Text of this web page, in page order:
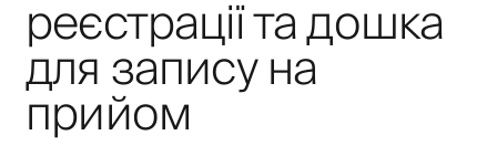
реєстрації та дошка
для запису на
прийом